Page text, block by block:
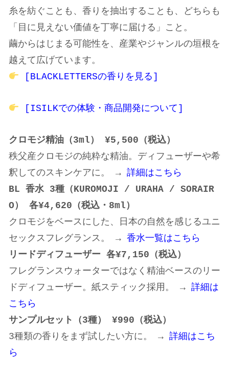
糸を紡ぐことも、香りを抽出することも、どちらも
「目に見えない価値を丁寧に届ける」こと。
繭からはじまる可能性を、産業やジャンルの垣根を
越えて広げています。
[BLACKLETTERSの香りを見る]
[ISILKでの体験・商品開発について]
クロモジ精油（3ml） ¥5,500（税込）
秩父産クロモジの純粋な精油。ディフューザーや希
釈してのスキンケアに。 → 詳細はこちら
BL 香水 3種（KUROMOJI / URAHA / SORAIR
O） 各¥4,620（税込・8ml）
クロモジをベースにした、日本の自然を感じるユニ
セックスフレグランス。 → 香水一覧はこちら
リードディフューザー 各¥7,150（税込）
フレグランスウォーターではなく精油ベースのリー
ドディフューザー。紙スティック採用。 → 詳細は
こちら
サンプルセット（3種） ¥990（税込）
3種類の香りをまず試したい方に。 → 詳細はこち
ら